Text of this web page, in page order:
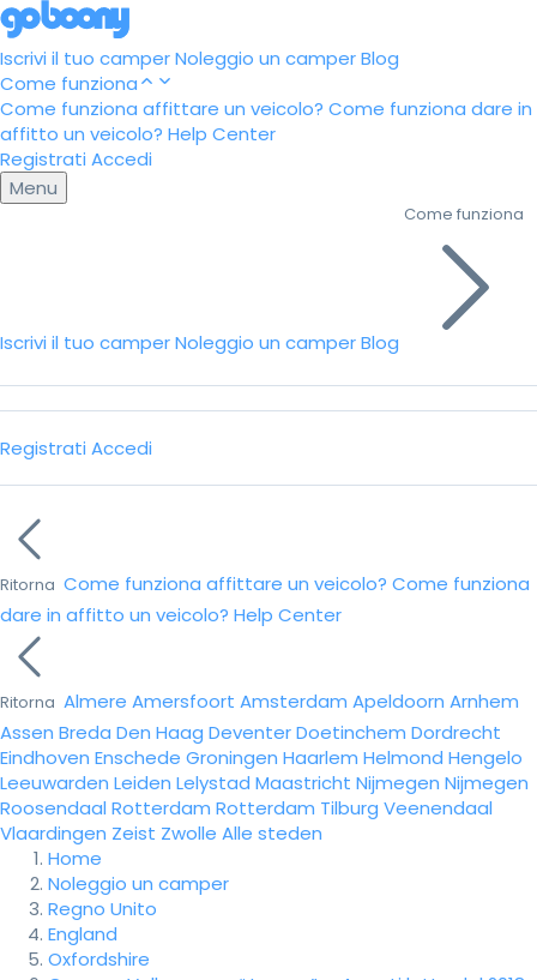
Iscrivi il tuo camperNoleggio un camperBlog
Come funziona
Come funziona affittare un veicolo? Come funziona dare in
affitto un veicolo? Help Center
Registrati Accedi
Menu
Iscrivi il tuo camperNoleggio un camperBlog
Come funziona
Registrati Accedi
Ritorna Come funziona affittare un veicolo? Come funziona
dare in affitto un veicolo? Help Center
Ritorna Almere Amersfoort Amsterdam Apeldoorn Arnhem
Assen Breda Den Haag DeventerDoetinchem Dordrecht
Eindhoven Enschede Groningen Haarlem Helmond Hengelo
Leeuwarden Leiden Lelystad Maastricht Nijmegen Nijmegen
Roosendaal Rotterdam Rotterdam Tilburg Veenendaal
Vlaardingen Zeist Zwolle Alle steden
Home
Noleggio un camper
Regno Unito
England
Oxfordshire